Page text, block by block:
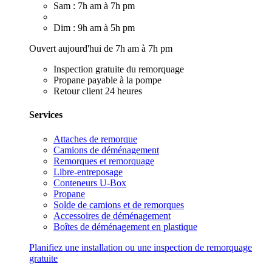
Sam : 7h am à 7h pm
Dim : 9h am à 5h pm
Ouvert aujourd'hui de 7h am à 7h pm
Inspection gratuite du remorquage
Propane payable à la pompe
Retour client 24 heures
Services
Attaches de remorque
Camions de déménagement
Remorques et remorquage
Libre-entreposage
Conteneurs U-Box
Propane
Solde de camions et de remorques
Accessoires de déménagement
Boîtes de déménagement en plastique
Planifiez une installation ou une inspection de remorquage
gratuite